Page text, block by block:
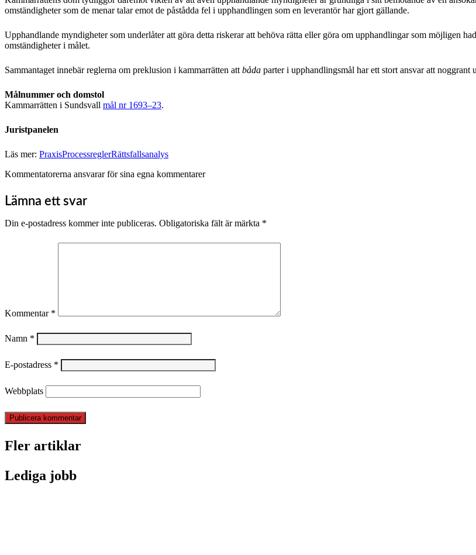
omständigheter som de menar talar emot de påstådda fel i upphandlingen som en leverantör har gjort gällande.
Upphandlande myndigheter som underlåter att göra detta riskerar att behöva rätta eller göra om upphandlingar som möjligen
omständigheter i målet.
Sammantaget innebär reglerna om preklusion i kammarrätten att båda parter i upphandlingsmål har ett stort ansvar att noggrant
Målnummer och domstol
Kammarrätten i Sundsvall mål nr 1693–23.
Juristpanelen
Läs mer: PraxisProcessreglerRättsfallsanalys
Kommentatorerna ansvarar för sina egna kommentarer
Lämna ett svar
Din e-postadress kommer inte publiceras. Obligatoriska fält är märkta *
Kommentar *
Namn *
E-postadress *
Webbplats
Fler artiklar
Lediga jobb